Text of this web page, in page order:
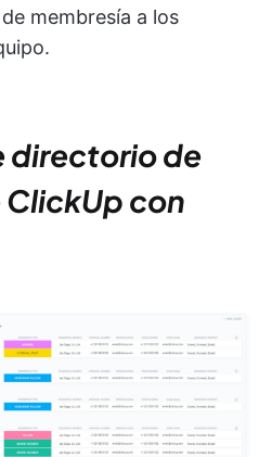
membresía a los
directorio de
con